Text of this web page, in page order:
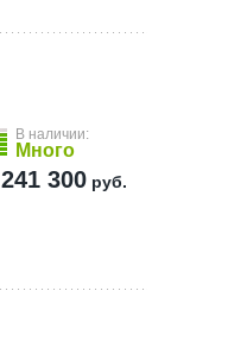
В наличии:
Много
241 300руб.